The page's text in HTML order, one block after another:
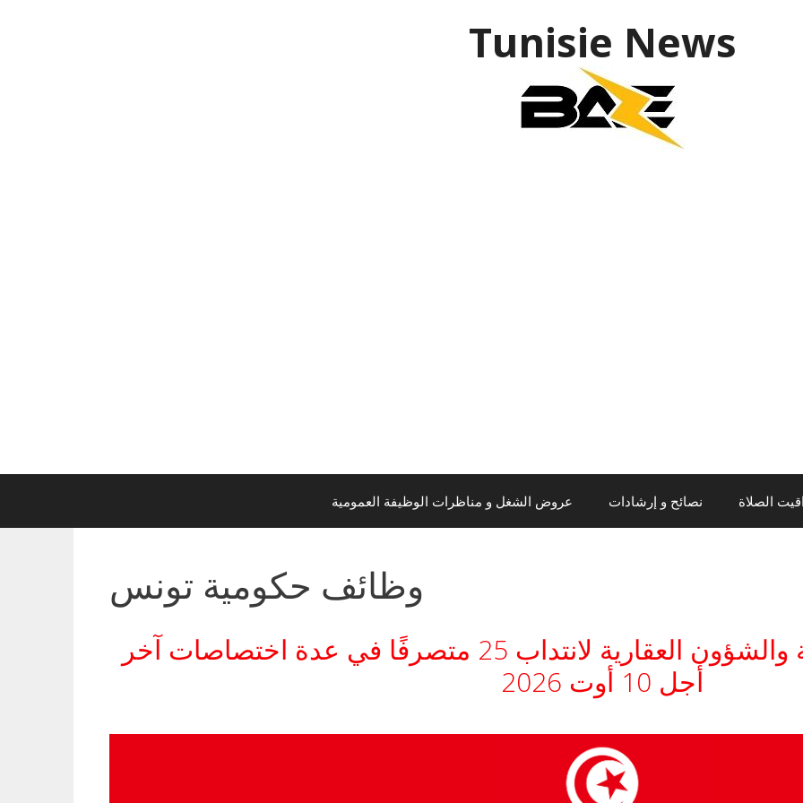
Tunisie News
عروض الشغل و مناظرات الوظيفة العمومية نصائح و إرشادات الصلاة
وظائف حكومية تونس
مناظرة وزارة أملاك الدولة والشؤون العقارية لانتداب 25 متصرفًا في عدة اختصاصات آخر
أجل 10 أوت 2026